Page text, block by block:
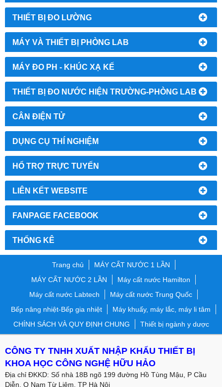
THIẾT BỊ ĐO LƯỜNG
MÁY VÀ THIẾT BỊ PHÒNG LAB
MÁY ĐO PH - KHÚC XẠ KẾ
THIẾT BỊ ĐO NƯỚC HIỆN TRƯỜNG-PHÒNG LAB
CÂN ĐIỆN TỬ
DỤNG CỤ THÍ NGHIỆM
HỔ TRỢ TRỰC TUYẾN
LIÊN KẾT WEBSITE
FANPAGE FACEBOOK
THỐNG KÊ
Trang chủ
MÁY CẤT NƯỚC 1 LẦN
MÁY CẤT NƯỚC 2 LẦN
Máy cất nước Hamilton
Máy cất nước Labtech
Máy cất nước Trung Quốc
Bếp nâng nhiệt-Bếp gia nhiệt
Máy khuấy, máy lắc, máy li tâm
CHÍNH SÁCH VÀ QUY ĐỊNH CHUNG
Thiết bị ngành y dược
CÔNG TY TNHH XUẤT NHẬP KHẨU THIẾT BỊ
KHOA HỌC CÔNG NGHỆ HỮU HẢO
Địa chỉ ĐKKD: Số nhà 18B ngõ 199 đường Hồ Tùng Mậu, P Cầu
Diễn, Q Nam Từ Liêm, TP Hà Nội